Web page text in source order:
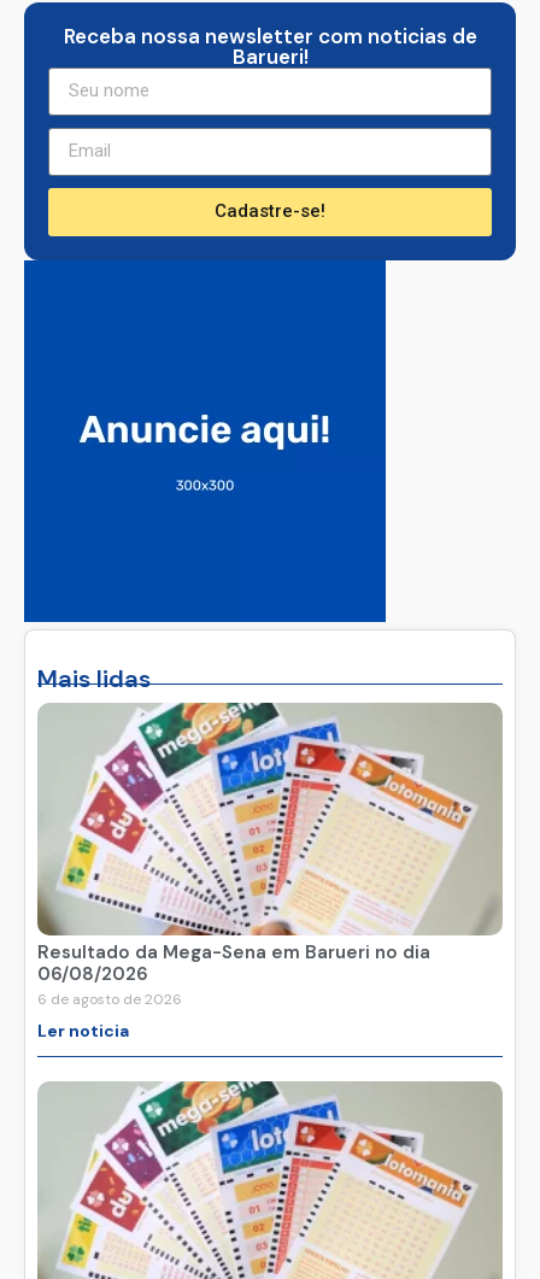
Mais lidas
Resultado da Mega-Sena em Barueri no dia
06/08/2026
6 de agosto de 2026
Ler noticia
Receba nossa newsletter com noticias de
Barueri!
Cadastre-se!